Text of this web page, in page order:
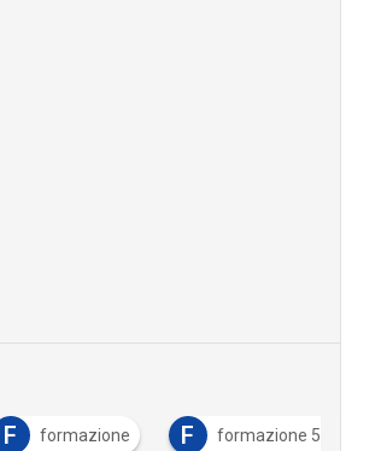
formazione F formazione 5.0